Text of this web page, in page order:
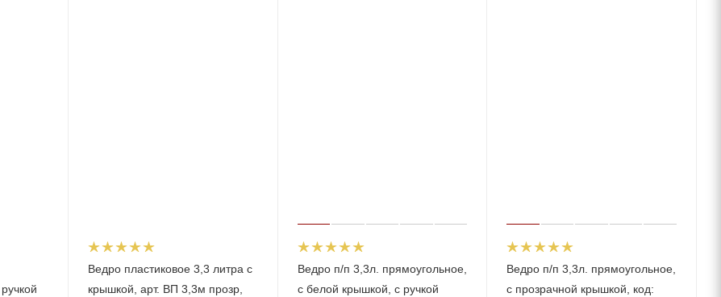
Ведро пластиковое 3,3 литра с
крышкой, арт. ВП 3,3м прозр,
Ведро п/п 3,3л. прямоугольное,
с белой крышкой, с ручкой
Ведро п/п 3,3л. прямоугольное,
с прозрачной крышкой, код: